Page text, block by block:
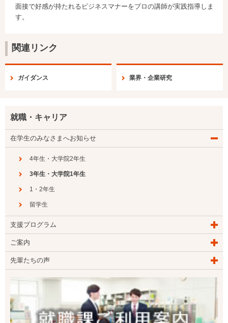
面接で好感が持たれるビジネスマナーをプロの講師が実践指導しま
す。
関連リンク
ガイダンス 業界・企業研究
就職・キャリア
在学生のみなさまへお知らせ
4年生・大学院2年生
3年生・大学院1年生
1・2年生
留学生
支援プログラム
ご案内
先輩たちの声